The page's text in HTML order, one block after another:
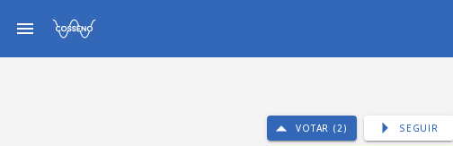
VOTAR (2) SEGUIR